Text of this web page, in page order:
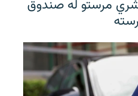
مرستو له صندوق